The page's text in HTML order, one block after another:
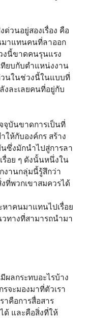
ด่วนอยู่สองเรื่อง คือ
มาแทนคนที่ลาออก
งนี้ขาดคนรุนแรง
ยบกับตำแหน่งงาน
วนในช่วงนี้ในแบบที่
งละเลยคนที่อยู่กับ
จุบันขาดการเป็นที่
ให้กับองค์กร สร้าง
ซึ่งมักนำไปสู่การลา
รื่อย ๆ ดังนั้นหนึ่งใน
านกลุ่มนี้รู้สึกว่า
ที่พวกเขาสมควรได้
หาคนมาแทนไปเรื่อย
ทางที่สามารถนำมา
ผลกระทบอะไรบ้าง
จะมองมาที่ตัวเรา
าคือการสื่อสาร
ด้ และคือสิ่งที่ให้